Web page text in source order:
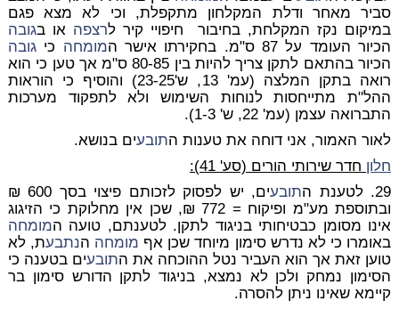
סביר מאחר ודלת המקלחון מתקפלת, וכי לא מצא פגם
במיקום נקז המקלחת, בחיבור חיפויי קיר לרצפה או בגובה
הכיור העומד על 87 ס"מ. בחקירתו אישר ה
מומחה כיגובה
הכיור בהתאם לתקן צריך להיות בין 80-85 ס"מ אך טען כי הוא
רואה בתקן המלצה (עמ' 13, ש'23-25) והוסיף כי הוראות
ההל"ת מתייחסות לנוחות השימוש ולא לתפקוד מערכות
התברואה עצמן (עמ' 22, ש' 1-3).
לאור האמור, אני דוחה את טענות התובעים בנושא.
חלון חדר שירותי הורים (סע' 41):
29. לטענת ה
תובע
ים, יש לפסוק לזכותם פיצוי בסך 600 ₪
ובתוספת מע"מ ופיקוח = 772 ₪, שכן אין מחלוקת כי הזיגוג
אינו מסומן כבטיחותי בניגוד לתקן. לטענתם, טועה המומחה
באומרו כי לא נדרש סימון מיוחד שכן אף מומחה הנתבעת, לא
טוען זאת אך הוא העביר נטל ההוכחה את התובעים בטענה כי
הסימון נמחק ולכן לא נמצא, בניגוד לתקן הדורש סימון בר
קיימא שאינו ניתן להסרה.